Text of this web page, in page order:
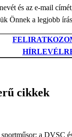
és az e-mail
Önnek a legjobb
cikkek
a DVSC